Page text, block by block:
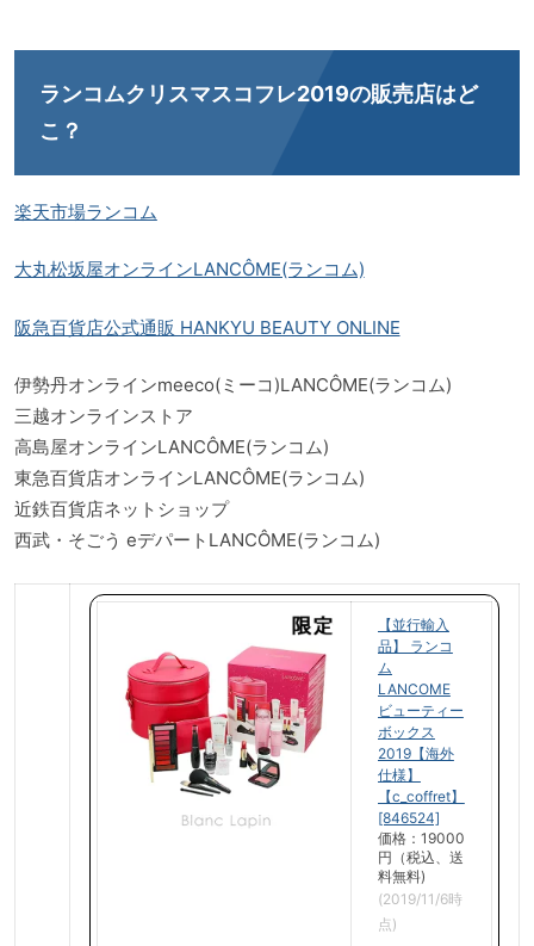
ランコムクリスマスコフレ2019の販売店はど
こ？
楽天市場ランコム
大丸松坂屋オンラインLANCÔME(ランコム)
阪急百貨店公式通販 HANKYU BEAUTY ONLINE
伊勢丹オンラインmeeco(ミーコ)LANCÔME(ランコム)
三越オンラインストア
高島屋オンラインLANCÔME(ランコム)
東急百貨店オンラインLANCÔME(ランコム)
近鉄百貨店ネットショップ
西武・そごう eデパートLANCÔME(ランコム)
【並行輸入
品】 ランコ
ム
LANCOME
ビューティー
ボックス
2019【海外
仕様】
【c_coffret】
[846524]
価格：19000
円（税込、送
料無料)
(2019/11/6時
点)